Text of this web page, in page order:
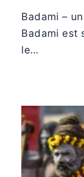
Badami –
Badami est
le…